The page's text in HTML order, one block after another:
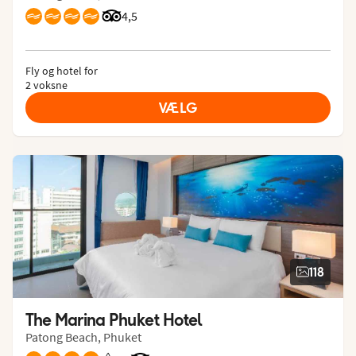
4,5
Bedømmelse fra Tripadvisor: 4.5 of 5
Fly og hotel for
2 voksne
VÆLG
118
The Marina Phuket Hotel
Patong Beach, Phuket